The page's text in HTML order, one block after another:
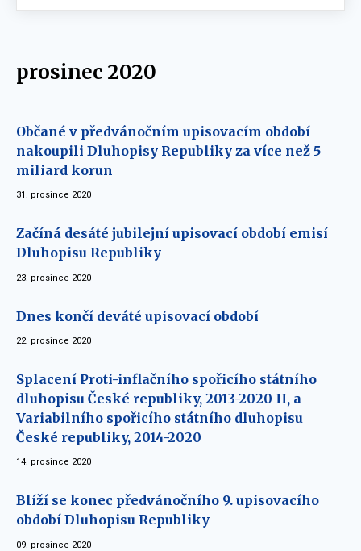
prosinec 2020
Občané v předvánočním upisovacím období
nakoupili Dluhopisy Republiky za více než 5
miliard korun
31. prosince 2020
Začíná desáté jubilejní upisovací období emisí
Dluhopisu Republiky
23. prosince 2020
Dnes končí deváté upisovací období
22. prosince 2020
Splacení Proti-inflačního spořicího státního
dluhopisu České republiky, 2013-2020 II, a
Variabilního spořicího státního dluhopisu
České republiky, 2014-2020
14. prosince 2020
Blíží se konec předvánočního 9. upisovacího
období Dluhopisu Republiky
09. prosince 2020